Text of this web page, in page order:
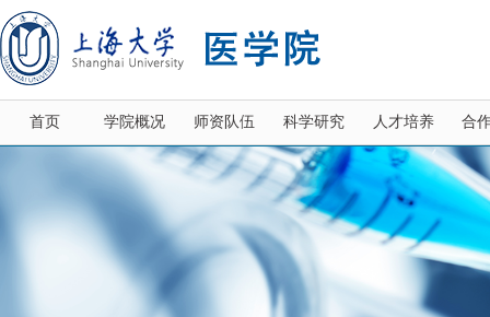
首页 学院概况 师资队伍 科学研究 人才培养 合